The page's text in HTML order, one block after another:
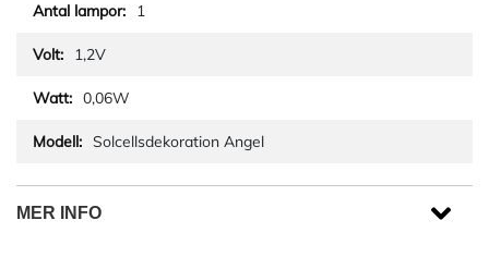
1
1,2V
0,06W
Solcellsdekoration Angel
MER INFO